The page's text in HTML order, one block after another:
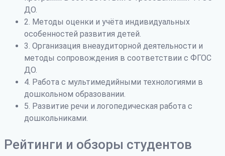
ДО.
2. Методы оценки и учёта индивидуальных
особенностей развития детей.
3. Организация внеаудиторной деятельности и
методы сопровождения в соответствии с ФГОС
ДО.
4. Работа с мультимедийными технологиями в
дошкольном образовании.
5. Развитие речи и логопедическая работа с
дошкольниками.
Рейтинги и обзоры студентов